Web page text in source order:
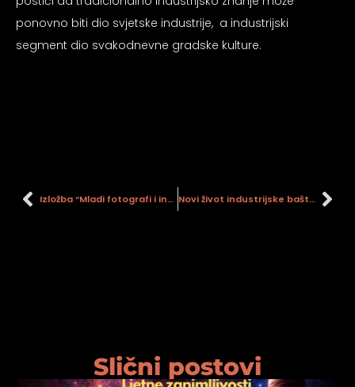
ponovno biti dio svjetske industrije, a industrijski
segment dio svakodnevne gradske kulture.
Izložba “Mladi fotografi i industrijska baština Siska” Novi život industrijske baštine – interijeri, krajolici, perspektive
Slični postovi